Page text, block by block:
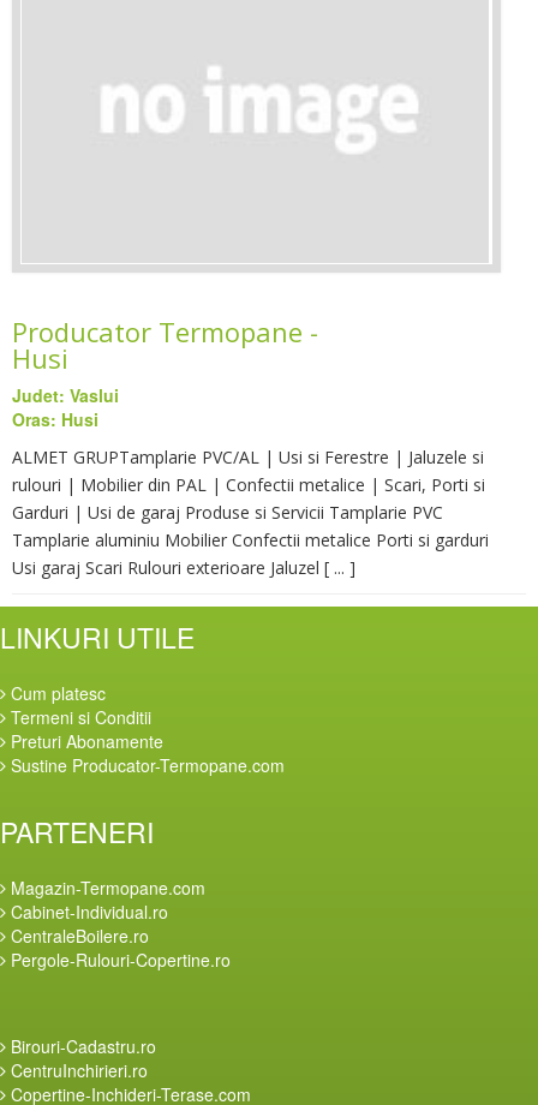
Producator Termopane -
Husi
Judet: Vaslui
Oras: Husi
ALMET GRUPTamplarie PVC/AL | Usi si Ferestre | Jaluzele si
rulouri | Mobilier din PAL | Confectii metalice | Scari, Porti si
Garduri | Usi de garaj Produse si Servicii Tamplarie PVC
Tamplarie aluminiu Mobilier Confectii metalice Porti si garduri
Usi garaj Scari Rulouri exterioare Jaluzel [ ... ]
LINKURI UTILE
Cum platesc
Termeni si Conditii
Preturi Abonamente
Sustine Producator-Termopane.com
PARTENERI
Magazin-Termopane.com
Cabinet-Individual.ro
CentraleBoilere.ro
Pergole-Rulouri-Copertine.ro
Birouri-Cadastru.ro
CentruInchirieri.ro
Copertine-Inchideri-Terase.com